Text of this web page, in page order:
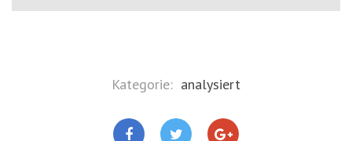
Kategorie: analysiert